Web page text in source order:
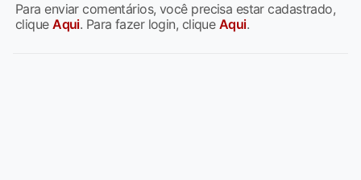
Para enviar comentários, você precisa estar cadastrado,
cliqueAqui. Para fazer login, clique Aqui.